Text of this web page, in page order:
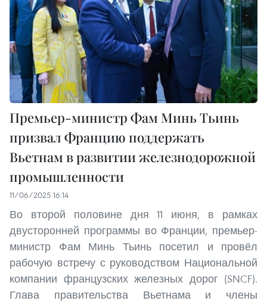
Премьер-министр Фам Минь Тьинь
призвал Францию поддержать
Вьетнам в развитии железнодорожной
промышленности
11/06/2025 16:14
Во второй половине дня 11 июня, в рамках
двусторонней программы во Франции, премьер-
министр Фам Минь Тьинь посетил и провёл
рабочую встречу с руководством Национальной
компании французских железных дорог (SNCF).
Глава правительства Вьетнама и члены